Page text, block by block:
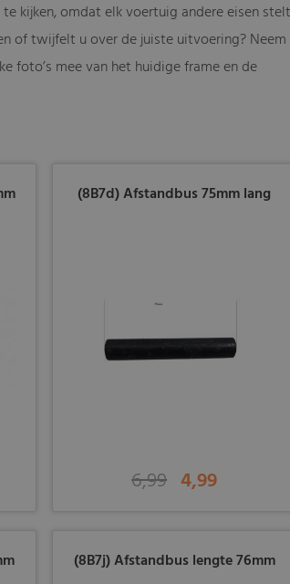
kijken, omdat elk voertuig andere eisen stelt
of twijfelt u over de juiste uitvoering? Neem
foto’s mee van het huidige frame en de
(8B7d) Afstandbus 75mm lang
6,99 4,99
(8B7j) Afstandbus lengte 76mm